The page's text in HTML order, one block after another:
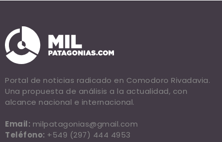
Portal de noticias radicado en Comodoro Rivadavia.
Una propuesta de análisis a la actualidad, con
alcance nacional e internacional.
Email: milpatagonias@gmail.com
Teléfono: +549 (297) 444 4953